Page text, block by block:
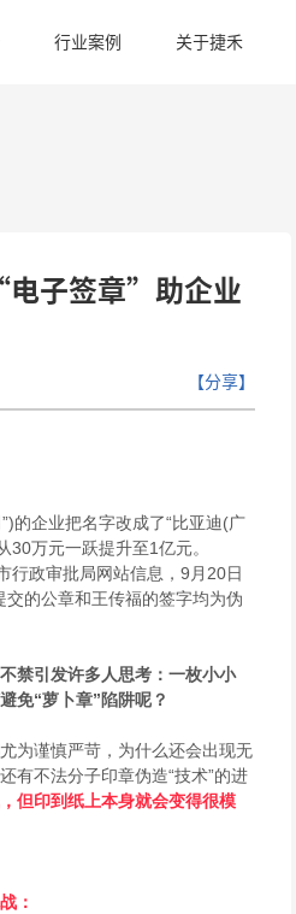
行业案例 关于捷禾
子签章”助企业
【分享】
的企业把名字改成了“比亚迪(广
万元一跃提升至1亿元。
行政审批局网站信息，9月20日
交的公章和王传福的签字均为伪
禁引发许多人思考：一枚小小
免“萝卜章”陷阱呢？
为谨慎严苛，为什么还会出现无
有不法分子印章伪造“技术”的进
但印到纸上本身就会变得很模
：